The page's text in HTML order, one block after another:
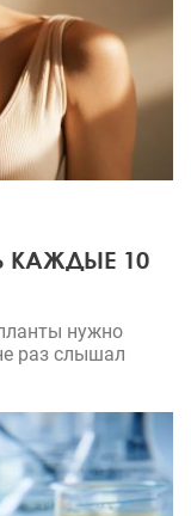
КАЖДЫЕ 10
нужно
раз слышал